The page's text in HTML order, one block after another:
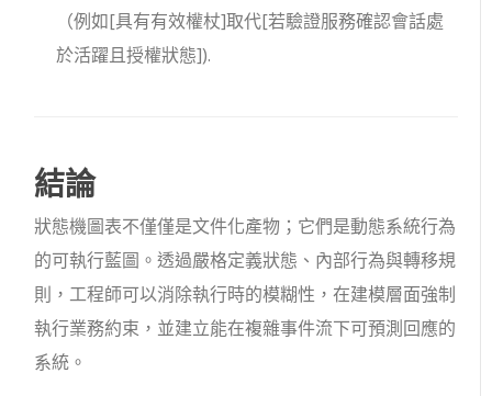
（例如[具有有效權杖]取代[若驗證服務確認會話處
於活躍且授權狀態]).
結論
狀態機圖表不僅僅是文件化產物；它們是動態系統行為
的可執行藍圖。透過嚴格定義狀態、內部行為與轉移規
則，工程師可以消除執行時的模糊性，在建模層面強制
執行業務約束，並建立能在複雜事件流下可預測回應的
系統。